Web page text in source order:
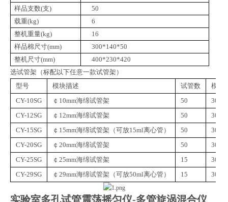
样品支数(支)
50
载重(kg)
6
整机重量(kg)
16
样品棉尺寸(mm)
300*140*50
整机尺寸(mm)
400*230*420
选试管架（标配以下任意一款试管架）
型号
模块描述 试管数
模块
CY-10SG
￠10mm海绵试管架 50
CY-12SG
￠12mm海绵试管架 50
CY-15SG
￠15mm海绵试管架（可放15ml离心管） 50
CY-20SG
￠20mm海绵试管架 50
CY-25SG
￠25mm海绵试管架 15
CY-29SG
￠29mm海绵试管架（可放50ml离心管） 15
实验室多孔试管震荡摇匀仪-多管旋涡混合仪